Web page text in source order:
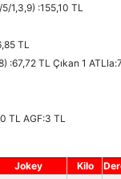
1,3,9) :155,10 TL
TL
:67,72 TL Çıkan 1
TL AGF:3 TL
Jokey Kilo